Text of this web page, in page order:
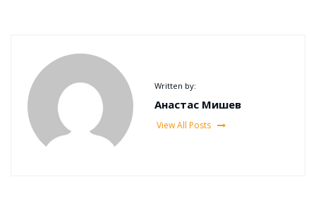
Written by:
Анастас Мишев
View All Posts